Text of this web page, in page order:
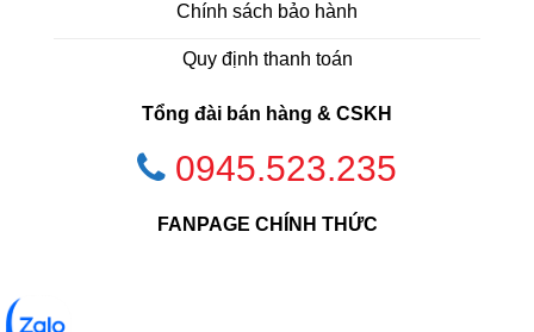
Chính sách bảo hành
Quy định thanh toán
Tổng đài bán hàng & CSKH
0945.523.235
FANPAGE CHÍNH THỨC